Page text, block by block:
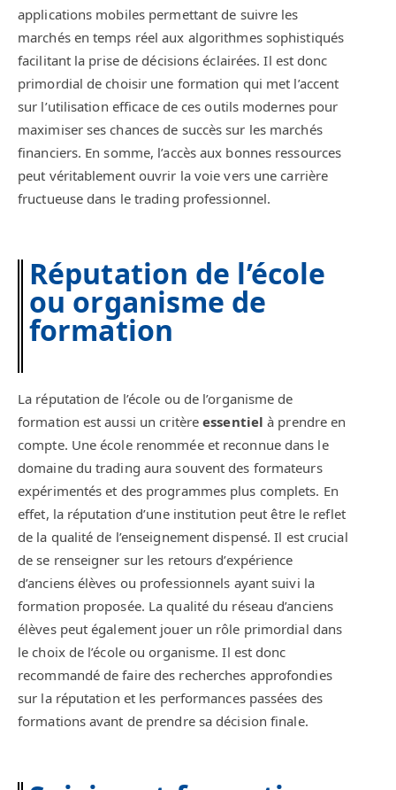
applications mobiles permettant de suivre les
marchés en temps réel aux algorithmes sophistiqués
facilitant la prise de décisions éclairées. Il est donc
primordial de choisir une formation qui met l’accent
sur l’utilisation efficace de ces outils modernes pour
maximiser ses chances de succès sur les marchés
financiers. En somme, l’accès aux bonnes ressources
peut véritablement ouvrir la voie vers une carrière
fructueuse dans le trading professionnel.
Réputation de l’école
ou organisme de
formation
La réputation de l’école ou de l’organisme de
formation est aussi un critèreessentiel à prendre en
compte. Une école renommée et reconnue dans le
domaine du trading aura souvent des formateurs
expérimentés et des programmes plus complets. En
effet, la réputation d’une institution peut être le reflet
de la qualité de l’enseignement dispensé. Il est crucial
de se renseigner sur les retours d’expérience
d’anciens élèves ou professionnels ayant suivi la
formation proposée. La qualité du réseau d’anciens
élèves peut également jouer un rôle primordial dans
le choix de l’école ou organisme. Il est donc
recommandé de faire des recherches approfondies
sur la réputation et les performances passées des
formations avant de prendre sa décision finale.